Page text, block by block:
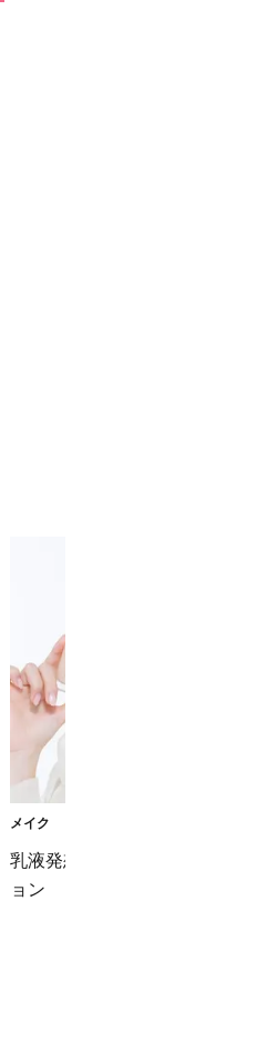
メイク
乳液発想のミルク ファンデーシ
ョン